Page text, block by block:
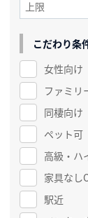
こだわり条
女性向け
ファミリ
同棲向け
ペット可
高級・ハ
家具なし
駅近